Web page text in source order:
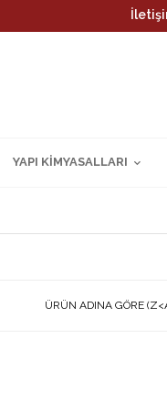
YAPI KİMYASALLARI
ÜRÜN ADINA GÖRE